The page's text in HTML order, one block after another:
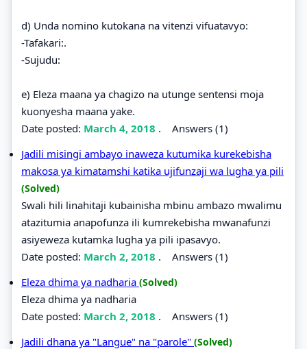
d) Unda nomino kutokana na vitenzi vifuatavyo:
-Tafakari:.
-Sujudu:
e) Eleza maana ya chagizo na utunge sentensi moja
kuonyesha maana yake.
Date posted: March 4, 2018 . Answers (1)
Jadili misingi ambayo inaweza kutumika kurekebisha
makosa ya kimatamshi katika ujifunzaji wa lugha ya pili
(Solved)
Swali hili linahitaji kubainisha mbinu ambazo mwalimu
atazitumia anapofunza ili kumrekebisha mwanafunzi
asiyeweza kutamka lugha ya pili ipasavyo.
Date posted: March 2, 2018 . Answers (1)
Eleza dhima ya nadharia (Solved)
Eleza dhima ya nadharia
Date posted: March 2, 2018 . Answers (1)
Jadili dhana ya "Langue" na "parole" (Solved)